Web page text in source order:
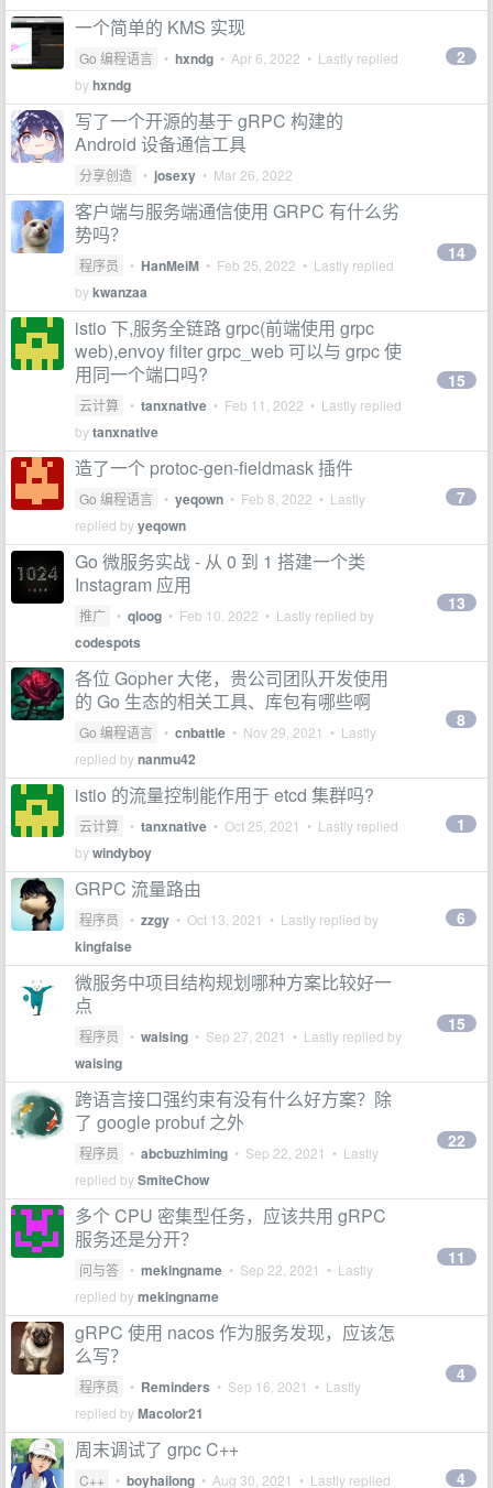
一个简单的 KMS 实现
Go 编程语言 • hxndg • Apr 6, 2022 • Lastly replied
byhxndg
2
写了一个开源的基于 gRPC 构建的
Android 设备通信工具
分享创造 • josexy • Mar 26, 2022
客户端与服务端通信使用 GRPC 有什么劣
势吗？
程序员 • HanMeiM • Feb 25, 2022 • Lastly replied
bykwanzaa
14
istio 下,服务全链路 grpc(前端使用 grpc
web),envoy filter grpc_web 可以与 grpc 使
用同一个端口吗?
云计算 • tanxnative • Feb 11, 2022 • Lastly replied
bytanxnative
15
造了一个 protoc-gen-fieldmask 插件
Go 编程语言 • yeqown • Feb 8, 2022 • Lastly
replied byyeqown
7
Go 微服务实战 - 从 0 到 1 搭建一个类
Instagram 应用
推广 • qloog • Feb 10, 2022 • Lastly replied by
codespots
13
各位 Gopher 大佬，贵公司团队开发使用
的 Go 生态的相关工具、库包有哪些啊
Go 编程语言 • cnbattle • Nov 29, 2021 • Lastly
replied bynanmu42
8
istio 的流量控制能作用于 etcd 集群吗?
云计算 • tanxnative • Oct 25, 2021 • Lastly replied
bywindyboy
1
GRPC 流量路由
程序员 • zzgy • Oct 13, 2021 • Lastly replied by
kingfalse
6
微服务中项目结构规划哪种方案比较好一
点
程序员 • waising • Sep 27, 2021 • Lastly replied by
waising
15
跨语言接口强约束有没有什么好方案？除
了 google probuf 之外
程序员 • abcbuzhiming • Sep 22, 2021 • Lastly
replied bySmiteChow
22
多个 CPU 密集型任务，应该共用 gRPC
服务还是分开？
问与答 • mekingname • Sep 22, 2021 • Lastly
replied bymekingname
11
gRPC 使用 nacos 作为服务发现，应该怎
么写？
程序员 • Reminders • Sep 16, 2021 • Lastly
replied byMacolor21
4
周末调试了 grpc C++
C++ • boyhailong • Aug 30, 2021 • Lastly replied
4